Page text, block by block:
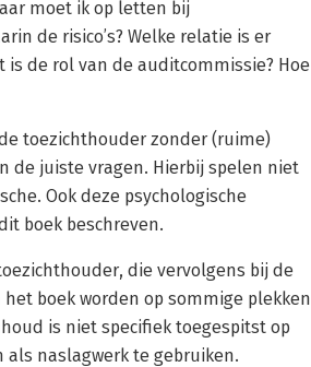
moet ik op letten bij
de risico’s? Welke relatie is er
de rol van de auditcommissie? Hoe
toezichthouder zonder (ruime)
de juiste vragen. Hierbij spelen niet
Ook deze psychologische
boek beschreven.
die vervolgens bij de
boek worden op sommige plekken
is niet specifiek toegespitst op
als naslagwerk te gebruiken.